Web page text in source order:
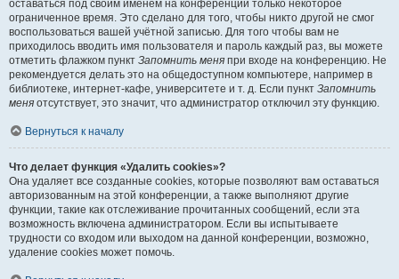
оставаться под своим именем на конференции только некоторое
ограниченное время. Это сделано для того, чтобы никто другой не смог
воспользоваться вашей учётной записью. Для того чтобы вам не
приходилось вводить имя пользователя и пароль каждый раз, вы можете
отметить флажком пункт Запомнить меня при входе на конференцию. Не
рекомендуется делать это на общедоступном компьютере, например в
библиотеке, интернет-кафе, университете и т. д. Если пункт Запомнить
меня отсутствует, это значит, что администратор отключил эту функцию.
Вернуться к началу
Что делает функция «Удалить cookies»?
Она удаляет все созданные cookies, которые позволяют вам оставаться
авторизованным на этой конференции, а также выполняют другие
функции, такие как отслеживание прочитанных сообщений, если эта
возможность включена администратором. Если вы испытываете
трудности со входом или выходом на данной конференции, возможно,
удаление cookies может помочь.